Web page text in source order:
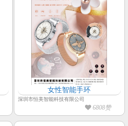
女性智能手环
深圳市恒美智能科技有限公司
6808赞